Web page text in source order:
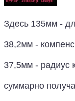
Здесь 135мм -
38,2мм -
37,5мм - радиус
суммарно